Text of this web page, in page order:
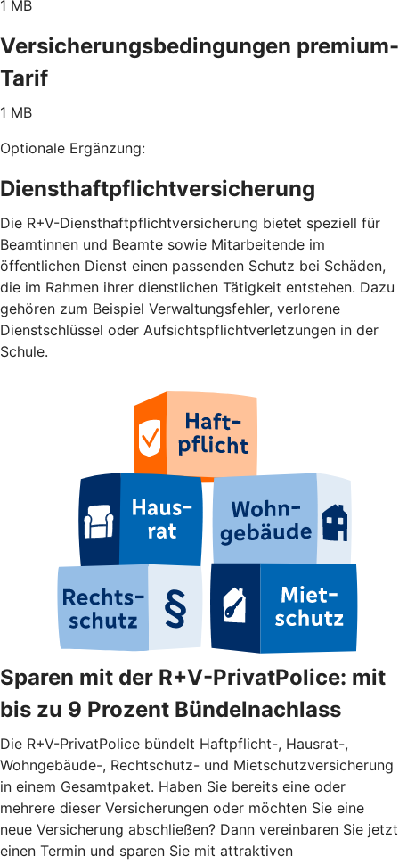
1 MB
Versicherungsbedingungen premium-
Tarif
1 MB
Optionale Ergänzung:
Diensthaftpflichtversicherung
Die R+V-Diensthaftpflichtversicherung bietet speziell für
Beamtinnen und Beamte sowie Mitarbeitende im
öffentlichen Dienst einen passenden Schutz bei Schäden,
die im Rahmen ihrer dienstlichen Tätigkeit entstehen. Dazu
gehören zum Beispiel Verwaltungsfehler, verlorene
Dienstschlüssel oder Aufsichtspflichtverletzungen in der
Schule.
Sparen mit der R+V-PrivatPolice: mit
bis zu 9 Prozent Bündelnachlass
Die R+V-PrivatPolice bündelt Haftpflicht-, Hausrat-,
Wohngebäude-, Rechtschutz- und Mietschutzversicherung
in einem Gesamtpaket. Haben Sie bereits eine oder
mehrere dieser Versicherungen oder möchten Sie eine
neue Versicherung abschließen? Dann vereinbaren Sie jetzt
einen Termin und sparen Sie mit attraktiven